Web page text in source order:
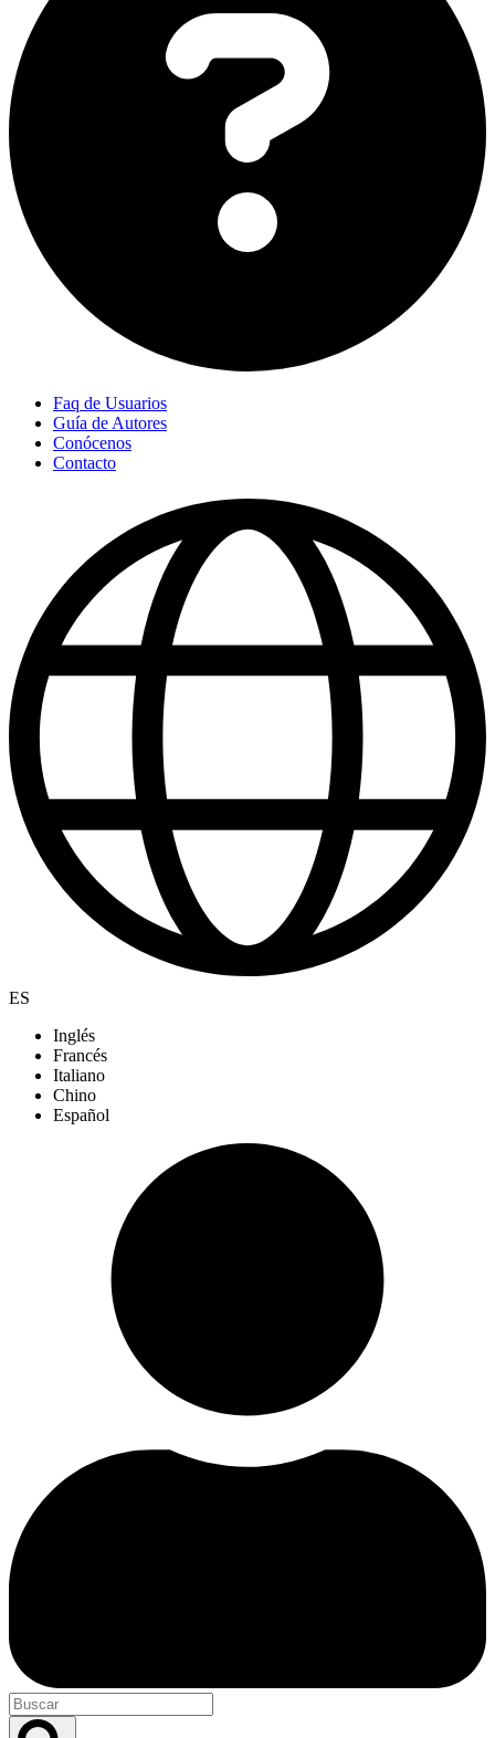
Faq de Usuarios
Guía de Autores
Conócenos
Contacto
ES
Inglés
Francés
Italiano
Chino
Español